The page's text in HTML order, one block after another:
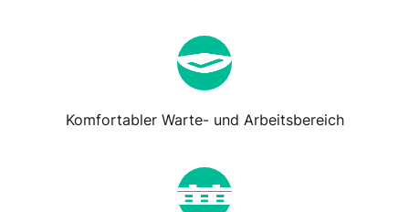
Komfortabler Warte- und Arbeitsbereich